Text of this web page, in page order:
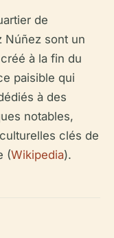
de
Núñez sont un
à la fin du
paisible qui
à des
notables,
clés de
(Wikipedia).